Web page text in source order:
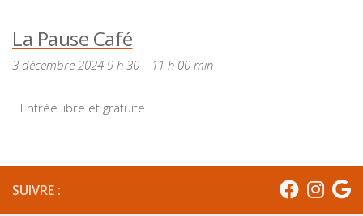
La Pause Café
3 décembre 2024 9 h 30 – 11 h 00 min
Entrée libre et gratuite
SUIVRE :